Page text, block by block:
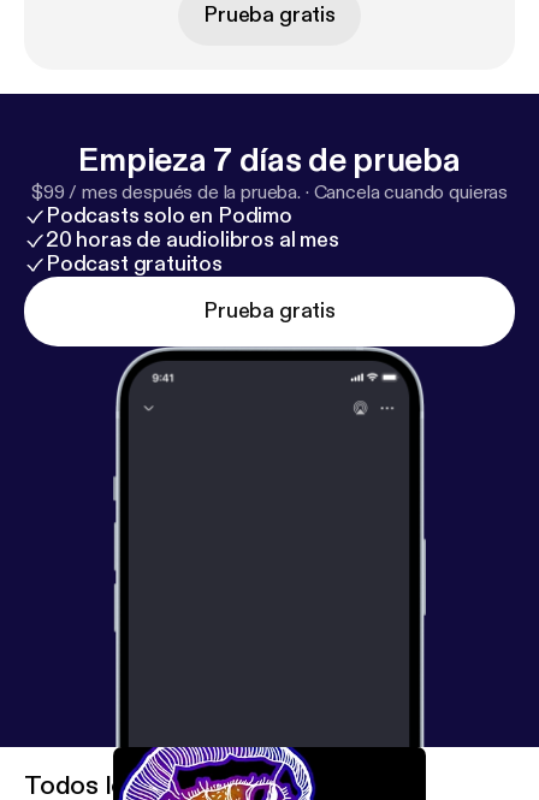
Prueba gratis
Empieza 7 días de prueba
$99 / mes después de la prueba. · Cancela cuando quieras
Podcasts solo en Podimo
20 horas de audiolibros al mes
Podcast gratuitos
Prueba gratis
Todos los episodios